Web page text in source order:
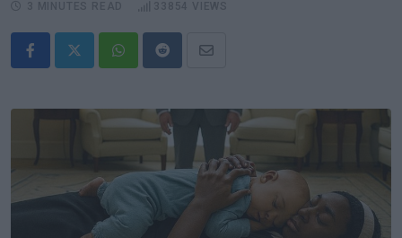
WhatsappRedditShare
Email